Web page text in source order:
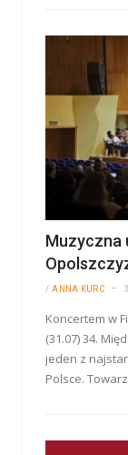
Muzyczna
/ANNA KURC
Koncertem w
(31.07) 34.
jeden z
Polsce.